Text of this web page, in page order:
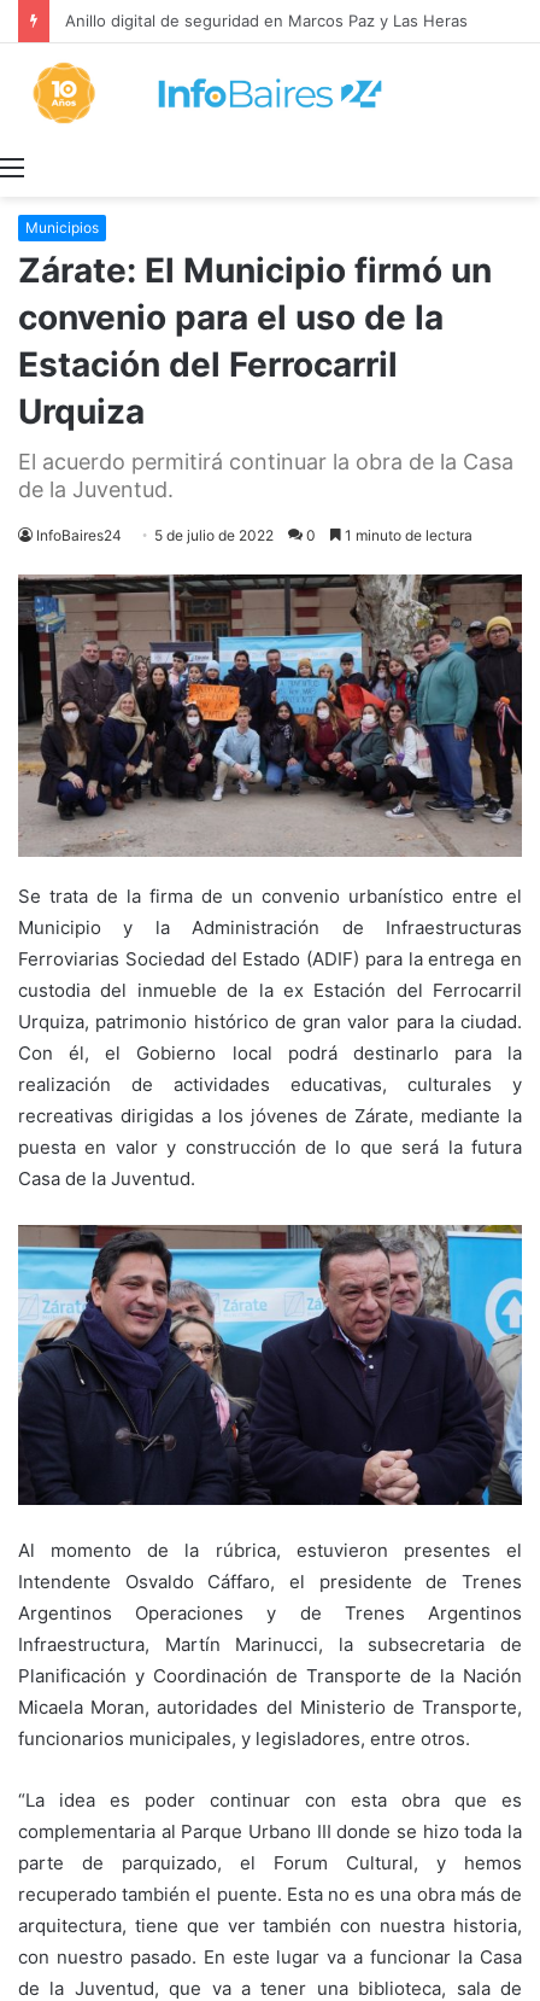
Anillo digital de seguridad en Marcos Paz y Las Heras
Municipios
Zárate: El Municipio firmó un
convenio para el uso de la
Estación del Ferrocarril
Urquiza
El acuerdo permitirá continuar la obra de la Casa
de la Juventud.
InfoBaires24 5 de julio de 2022 0 1 minuto de lectura
Se trata de la firma de un convenio urbanístico entre el
Municipio y la Administración de Infraestructuras
Ferroviarias Sociedad del Estado (ADIF) para la entrega en
custodia del inmueble de la ex Estación del Ferrocarril
Urquiza, patrimonio histórico de gran valor para la ciudad.
Con él, el Gobierno local podrá destinarlo para la
realización de actividades educativas, culturales y
recreativas dirigidas a los jóvenes de Zárate, mediante la
puesta en valor y construcción de lo que será la futura
Casa de la Juventud.
Al momento de la rúbrica, estuvieron presentes el
Intendente Osvaldo Cáffaro, el presidente de Trenes
Argentinos Operaciones y de Trenes Argentinos
Infraestructura, Martín Marinucci, la subsecretaria de
Planificación y Coordinación de Transporte de la Nación
Micaela Moran, autoridades del Ministerio de Transporte,
funcionarios municipales, y legisladores, entre otros.
“La idea es poder continuar con esta obra que es
complementaria al Parque Urbano III donde se hizo toda la
parte de parquizado, el Forum Cultural, y hemos
recuperado también el puente. Esta no es una obra más de
arquitectura, tiene que ver también con nuestra historia,
con nuestro pasado. En este lugar va a funcionar la Casa
de la Juventud, que va a tener una biblioteca, sala de